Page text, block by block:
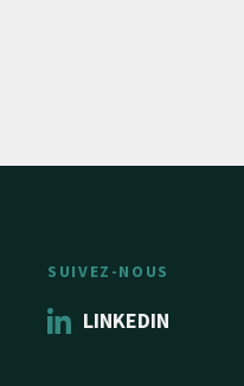
SUIVEZ-NOUS
LINKEDIN